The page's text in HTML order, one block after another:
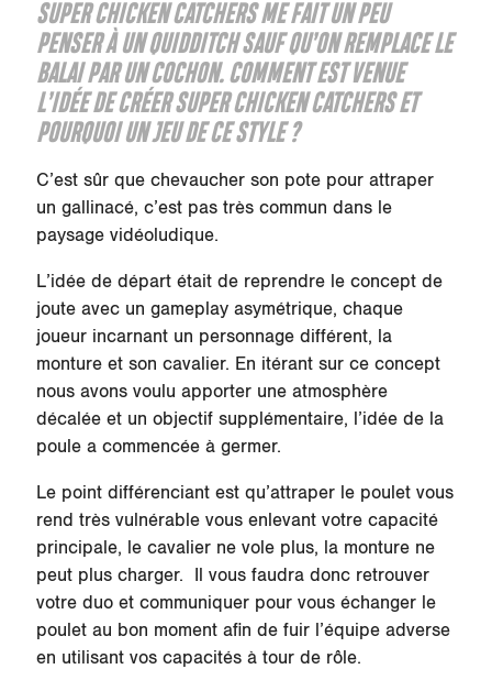
SUPER CHICKEN CATCHERSME FAIT UN PEU
PENSER À UN QUIDDITCH SAUF QU’ON REMPLACE LE
BALAI PAR UN COCHON. COMMENT EST VENUE
L’IDÉE DE CRÉERSUPER CHICKEN CATCHERSET
POURQUOI UN JEU DE CE STYLE ?
C’est sûr que chevaucher son pote pour attraper
un gallinacé, c’est pas très commun dans le
paysage vidéoludique.
L’idée de départ était de reprendre le concept de
joute avec un gameplay asymétrique, chaque
joueur incarnant un personnage différent, la
monture et son cavalier. En itérant sur ce concept
nous avons voulu apporter une atmosphère
décalée et un objectif supplémentaire, l’idée de la
poule a commencée à germer.
Le point différenciant est qu’attraper le poulet vous
rend très vulnérable vous enlevant votre capacité
principale, le cavalier ne vole plus, la monture ne
peut plus charger. Il vous faudra donc retrouver
votre duo et communiquer pour vous échanger le
poulet au bon moment afin de fuir l’équipe adverse
en utilisant vos capacités à tour de rôle.